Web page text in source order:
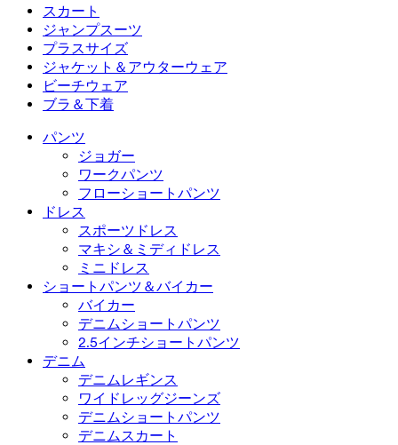
2.5インチショートパンツ
ワイドレッグジーンズ
デニムショートパンツ
デニムスカート
デニムレギンス
ヒップアップレギンス
ヨガレギンス
トップス
スポーツブラ
Tシャツ
スカート
スカート
アクティブスカート
ミニスカート
マキシ＆ミディスカート
ジャンプスーツ
ジャンプスーツ
オーバーオール
ロンパース
プラスサイズ
プラスサイズ
プラスサイズボトムス
プラスサイズトップス
プラスサイズドレス
ジャケット＆アウターウェア
ジャケット＆アウターウェア
ジャケット＆アウターウェア
アウターウェア
ビーチウェア
ビーチウェア
水着トップス
水着ボトムス
水着セット
ブラ＆下着
ブラ＆下着
ブラ
下着
パンツ
ジョガー
ワークパンツ
フローショートパンツ
ドレス
スポーツドレス
マキシ＆ミディドレス
ミニドレス
ショートパンツ＆バイカー
バイカー
デニムショートパンツ
2.5インチショートパンツ
デニム
デニムレギンス
ワイドレッグジーンズ
デニムショートパンツ
デニムスカート